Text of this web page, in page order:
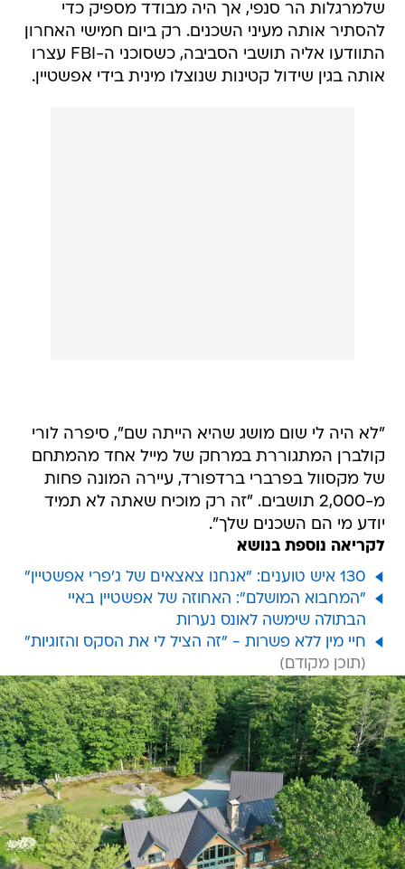
שלמרגלות הר סנפי, אך היה מבודד מספיק כדי
להסתיר אותה מעיני השכנים. רק ביום חמישי האחרון
התוודעו אליה תושבי הסביבה, כשסוכני ה-FBI עצרו
אותה בגין שידול קטינות שנוצלו מינית בידי אפשטיין.
"לא היה לי שום מושג שהיא הייתה שם", סיפרה לורי
קולברן המתגוררת במרחק של מייל אחד מהמתחם
של מקסוול בפרברי ברדפורד, עיירה המונה פחות
מ-2,000 תושבים. "זה רק מוכיח שאתה לא תמיד
יודע מי הם השכנים שלך".
לקריאה נוספת בנושא
130 איש טוענים: "אנחנו צאצאים של ג'פרי אפשטיין"
"המחבוא המושלם": האחוזה של אפשטיין באיי
הבתולה שימשה לאונס נערות
חיי מין ללא פשרות - "זה הציל לי את הסקס והזוגיות"